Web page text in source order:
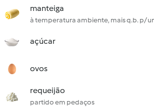
manteiga
à temperatura ambiente, mais q.b. p/
açúcar
ovos
requeijão
partido em pedaços